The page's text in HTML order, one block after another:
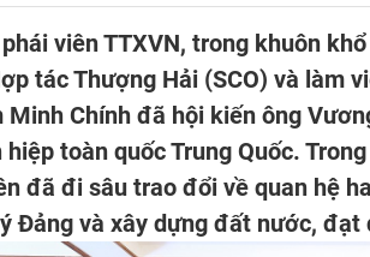
viên TTXVN, trong khuôn
tác Thượng Hải (SCO) và làm
Minh Chính đã hội kiến ông
hiệp toàn quốc Trung Quốc.
đã đi sâu trao đổi về quan hệ
Đảng và xây dựng đất nước,